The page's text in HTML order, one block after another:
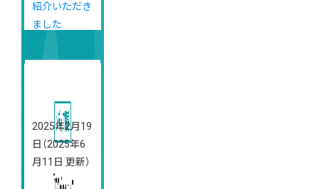
紹介いただき
ました
2025年2月19
日 （2025年6
月11日 更新）